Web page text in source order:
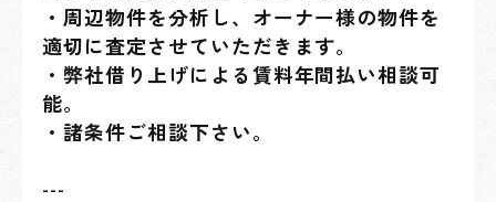
・周辺物件を分析し、オーナー様の物件を
適切に査定させていただきます。
・弊社借り上げによる賃料年間払い相談可
能。
・諸条件ご相談下さい。
---